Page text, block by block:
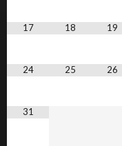
17 18 19
24 25 26
31